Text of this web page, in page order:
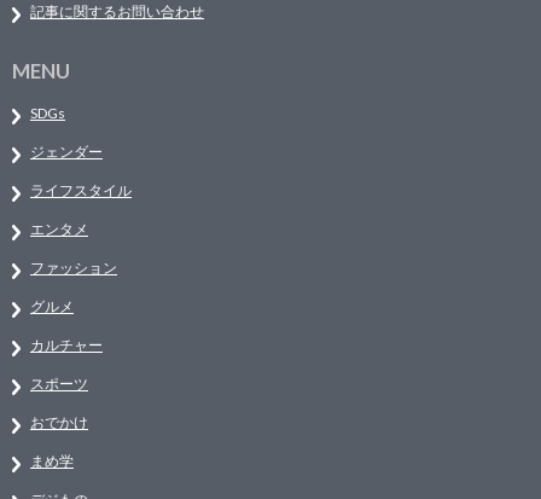
記事に関するお問い合わせ
MENU
SDGs
ジェンダー
ライフスタイル
エンタメ
ファッション
グルメ
カルチャー
スポーツ
おでかけ
まめ学